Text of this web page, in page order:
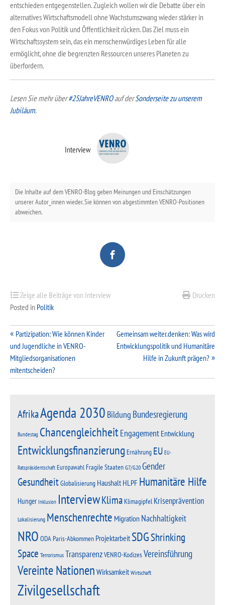
entschieden entgegenstellen. Zugleich wollen wir die Debatte über ein
alternatives Wirtschaftsmodell ohne Wachstumszwang wieder stärker in
den Fokus von Politik und Öffentlichkeit rücken. Das Ziel muss ein
Wirtschaftssystem sein, das ein menschenwürdiges Leben für alle
ermöglicht, ohne die begrenzten Ressourcen unseres Planeten zu
überfordern.
Lesen Sie mehr über#25JahreVENROauf derSonderseite zu unserem
Jubiläum.
Interview
Die Inhalte auf dem VENRO-Blog geben Meinungen und Einschätzungen
unserer Autor_innen wieder. Sie können von abgestimmten VENRO-Positionen
abweichen.
Drucken
Zeige alle Beiträge von Interview
Posted in Politik
Beitragsnavigation
Partizipation: Wie können Kinder
und Jugendliche in VENRO-
Mitgliedsorganisationen
mitentscheiden?
Gemeinsam weiter.denken: Was wird
Entwicklungspolitik und Humanitäre
Hilfe in Zukunft prägen?
AfrikaAgenda 2030 Bildung Bundesregierung
Bundestag ChancengleichheitEngagement Entwicklung
Entwicklungsfinanzierung Ernährung EU EU-
Ratspräsidentschaft EuropawahlFragile StaatenG7/G20Gender
GesundheitGlobalisierung HaushaltHLPF Humanitäre Hilfe
Hunger Inklusion InterviewKlimaKlimagipfel Krisenprävention
Lokalisierung Menschenrechte Migration Nachhaltigkeit
NRO ODAParis-Abkommen ProjektarbeitSDGShrinking
Space TerrorismusTransparenzVENRO-KodizesVereinsführung
Vereinte Nationen Wirksamkeit Wirtschaft
Zivilgesellschaft